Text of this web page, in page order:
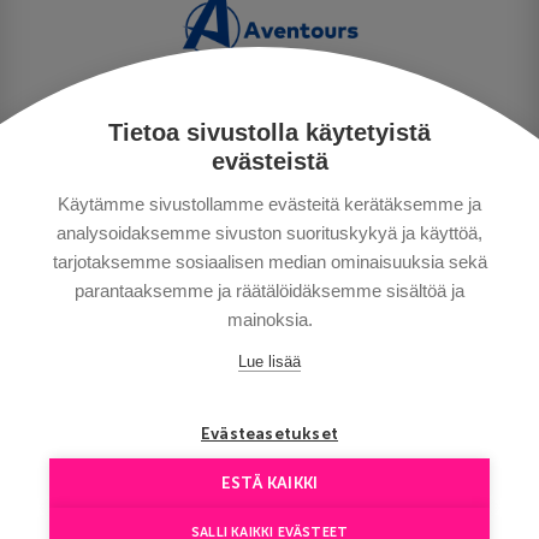
Tietoa sivustolla käytetyistä
evästeistä
Käytämme sivustollamme evästeitä kerätäksemme ja
analysoidaksemme sivuston suorituskykyä ja käyttöä,
tarjotaksemme sosiaalisen median ominaisuuksia sekä
parantaaksemme ja räätälöidäksemme sisältöä ja
mainoksia.
Lue lisää
Evästeasetukset
ESTÄ KAIKKI
SALLI KAIKKI EVÄSTEET
PERSONUPPGIFTSPOLICY
BETALNINGSVILLKOR
RESEVILLKOR
BRA ATT VETA
KONTAKTA OSS
Copyright © Aventours 2026